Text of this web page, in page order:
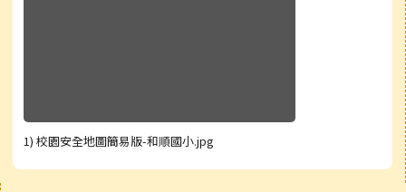
1) 校園安全地圖簡易版-和順國小.jpg